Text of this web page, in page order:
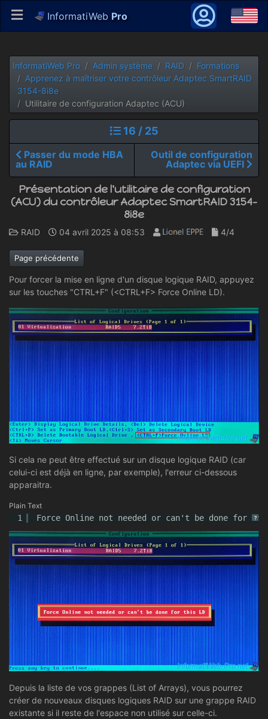
InformatiWeb Pro
InformatiWeb Pro Admin système RAID
Formations
Apprenez à maîtriser votre contrôleur Adaptec SmartRAID
3154-8i8e
Utilitaire de configuration Adaptec (ACU)
16 / 25
Passer du mode HBA
au RAID
Outil de configuration
Adaptec via UEFI
Présentation de l'utilitaire de configuration
(ACU) du contrôleur Adaptec SmartRAID 3154-
8i8e
RAID 04 avril 2025 à 08:53 4/4
Page précédente
Pour forcer la mise en ligne d'un disque logique RAID, appuyez
sur les touches "CTRL+F" (<CTRL+F> Force Online LD).
Si cela ne peut être effectué sur un disque logique RAID (car
celui-ci est déjà en ligne, par exemple), l'erreur ci-dessous
apparaitra.
Plain Text
?
1 Force Online not needed or can't be done for
Depuis la liste de vos grappes (List of Arrays), vous pourrez
créer de nouveaux disques logiques RAID sur une grappe RAID
existante si il reste de l'espace non utilisé sur celle-ci.